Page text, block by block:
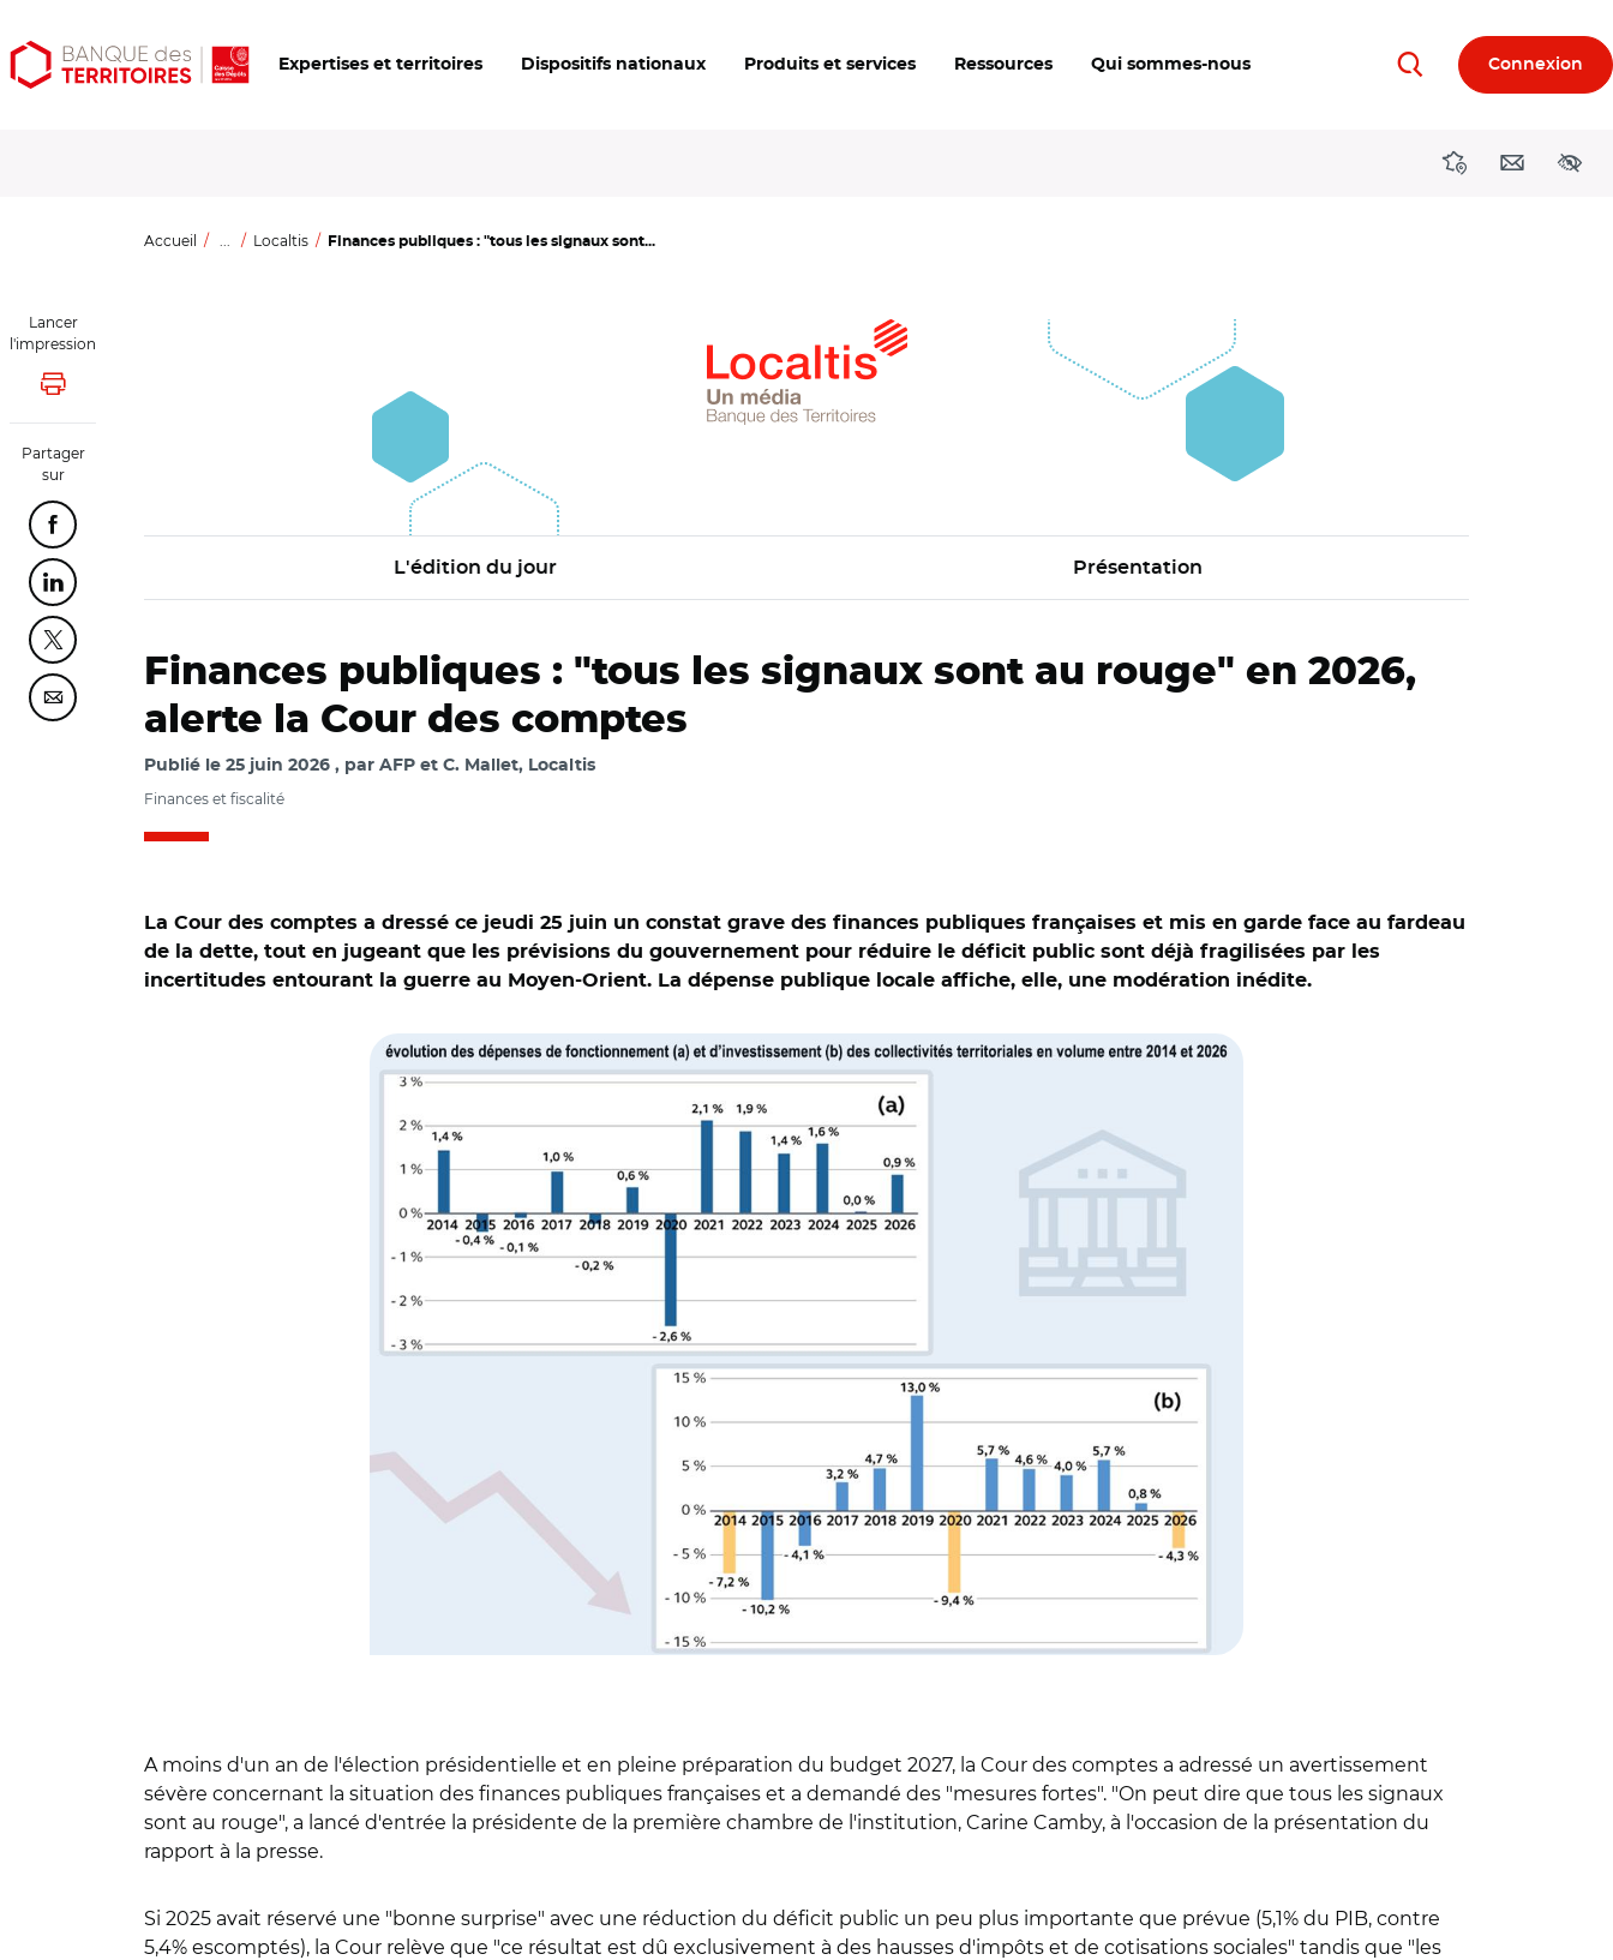
Aller
au
Aller
au
Ouvrir
les
Expertises et territoires Dispositifs nationaux Produits et services Ressources Qui sommes-nous RechercherConnexion
DirectionsContact
Accueil ... Localtis Finances publiques : "tous les signaux sont...
L'édition du jour Présentation
Lancer
l'impression
Lancer l'impression
Partager
sur
Partager cette page sur Facebook
Partager cette page sur Linkedin
Partager cette page sur Twitter
Partager cette page sur Courriel
Finances publiques : "tous les signaux sont au rouge" en 2026,
alerte la Cour des comptes
Publié le 25 juin 2026 par AFP et C. Mallet, Localtis
Finances et fiscalité
La Cour des comptes a dressé ce jeudi 25 juin un constat grave des finances publiques françaises et mis en garde face au fardeau
de la dette, tout en jugeant que les prévisions du gouvernement pour réduire le déficit public sont déjà fragilisées par les
incertitudes entourant la guerre au Moyen-Orient. La dépense publique locale affiche, elle, une modération inédite.
© Cour des comptes et Adobe stock. Source : INSEE, ministère de l’économie et des finances,
A moins d'un an de l'élection présidentielle et en pleine préparation du budget 2027, la Cour des comptes a adressé un avertissement
sévère concernant la situation des finances publiques françaises et a demandé des "mesures fortes". "On peut dire que tous les signaux
sont au rouge", a lancé d'entrée la présidente de la première chambre de l'institution, Carine Camby, à l'occasion de la présentation du
rapport à la presse.
Si 2025 avait réservé une "bonne surprise" avec une réduction du déficit public un peu plus importante que prévue (5,1% du PIB, contre
5,4% escomptés), la Cour relève que "ce résultat est dû exclusivement à des hausses d'impôts et de cotisations sociales" tandis que "les